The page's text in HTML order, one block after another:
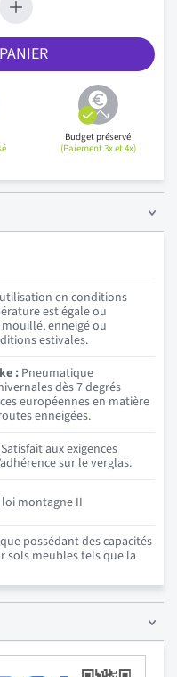
Budget préservé
(Paiement 3x et 4x)
en conditions
est égale ou
mouillé, enneigé ou
estivales.
: Pneumatique
dès 7 degrés
européennes en matière
enneigées.
Satisfait aux exigences
sur le verglas.
montagne II
possédant des capacités
sols meubles tels que la